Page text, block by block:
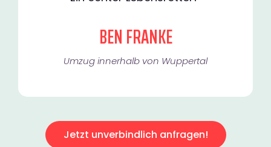
BEN FRANKE
Umzug innerhalb von Wuppertal​
Jetzt unverbindlich anfragen!